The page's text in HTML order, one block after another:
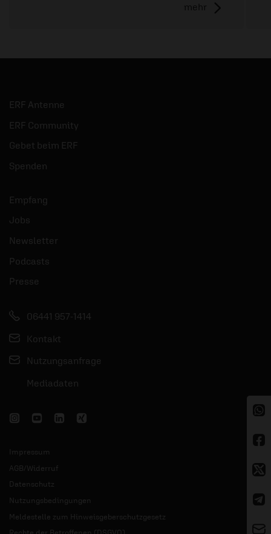
mehr
ERF Antenne
ERF Community
Gebet beim ERF
Spenden
Empfang
Jobs
Newsletter
Podcasts
Presse
06441 957-1414
Kontakt
Nutzungsanfrage
Mediadaten
Impressum
AGB/Widerruf
Datenschutz
Nutzungsbedingungen
Meldestelle zum Hinweisgeberschutzgesetz